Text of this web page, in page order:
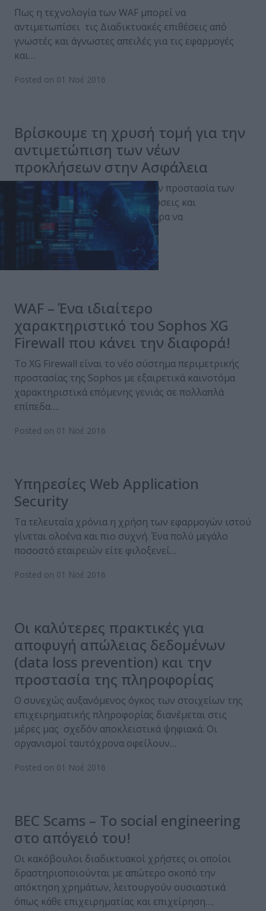
Πως η τεχνολογία των WAF μπορεί να
αντιμετωπίσει τις Διαδικτυακές επιθέσεις από
γνωστές και άγνωστες απειλές για τις εφαρμογές
και…
Posted on 01 Νοέ 2016
Βρίσκουμε τη χρυσή τομή για την
αντιμετώπιση των νέων
προκλήσεων στην Ασφάλεια
Οι σύγχρονες απαιτήσεις για την προστασία των
δεδομένων και οι διαθέσιμες λύσεις και
τεχνολογίες που μπορούν σήμερα να
αντιμετωπίσουν τις…
Posted on 01 Νοέ 2016
WAF – Ένα ιδιαίτερο
χαρακτηριστικό του Sophos XG
Firewall που κάνει την διαφορά!
Το XG Firewall είναι το νέο σύστημα περιμετρικής
προστασίας της Sophos με εξαιρετικά καινοτόμα
χαρακτηριστικά επόμενης γενιάς σε πολλαπλά
επίπεδα….
Posted on 01 Νοέ 2016
Υπηρεσίες Web Application
Security
Τα τελευταία χρόνια η χρήση των εφαρμογών ιστού
γίνεται ολοένα και πιο συχνή. Ένα πολύ μεγάλο
ποσοστό εταιρειών είτε φιλοξενεί…
Posted on 01 Νοέ 2016
Οι καλύτερες πρακτικές για
αποφυγή απώλειας δεδομένων
(data loss prevention) και την
προστασία της πληροφορίας
Ο συνεχώς αυξανόμενος όγκος των στοιχείων της
επιχειρηματικής πληροφορίας διανέμεται στις
μέρες μας σχεδόν αποκλειστικά ψηφιακά. Οι
οργανισμοί ταυτόχρονα οφείλουν…
Posted on 01 Νοέ 2016
BEC Scams – Το social engineering
στο απόγειό του!
Οι κακόβουλοι διαδικτυακοί χρήστες οι οποίοι
δραστηριοποιούνται με απώτερο σκοπό την
απόκτηση χρημάτων, λειτουργούν ουσιαστικά
όπως κάθε επιχειρηματίας και επιχείρηση….